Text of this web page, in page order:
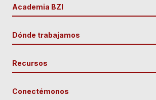
Academia BZI
Dónde trabajamos
Recursos
Conectémonos